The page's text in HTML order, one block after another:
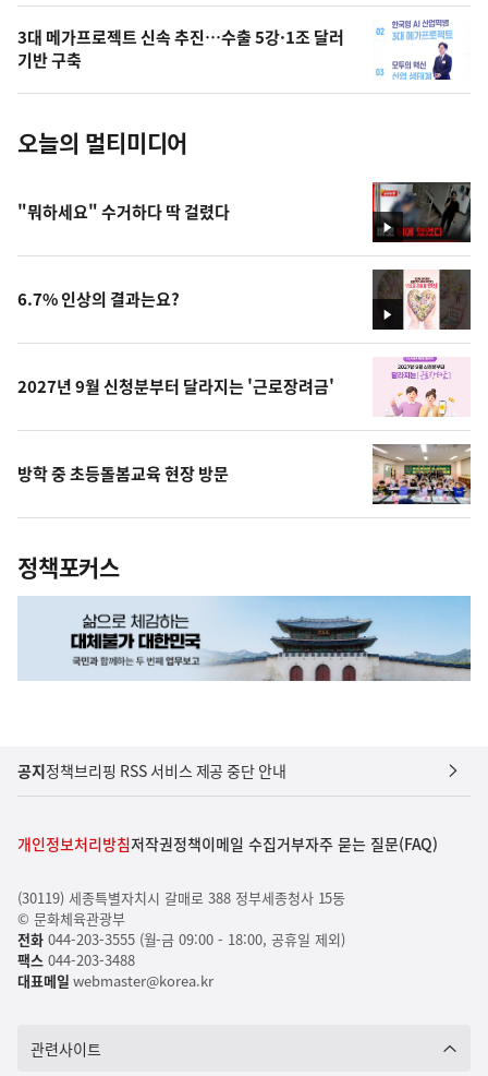
의
사
진
3대 메가프로젝트 신속 추진…수출 5강·1조 달러
기반 구축
오늘의 멀티미디어
영
상
"뭐하세요" 수거하다 딱 걸렸다
영
상
6.7% 인상의 결과는요?
2027년 9월 신청분부터 달라지는 '근로장려금'
방학 중 초등돌봄교육 현장 방문
정책포커스
공지정책브리핑 RSS 서비스 제공 중단 안내
개인정보처리방침저작권정책이메일 수집거부자주 묻는 질문(FAQ)
(30119) 세종특별자치시 갈매로 388 정부세종청사 15동
© 문화체육관광부
전화044-203-3555 (월-금 09:00 - 18:00, 공휴일 제외)
팩스044-203-3488
대표메일 webmaster@korea.kr
관련사이트